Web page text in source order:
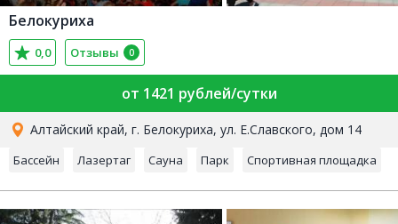
Белокуриха
0,0 Отзывы 0
от 1421 рублей/сутки
Алтайский край, г. Белокуриха, ул. Е.Славского, дом 14
Бассейн Лазертаг Сауна Парк Спортивная площадка